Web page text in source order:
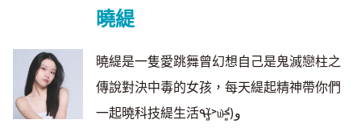
曉緹
曉緹是一隻愛跳舞曾幻想自己是鬼滅戀柱之
傳說對決中毒的女孩，每天緹起精神帶你們
一起曉科技緹生活٩(˃̶͈̀௰˂̶͈́)و